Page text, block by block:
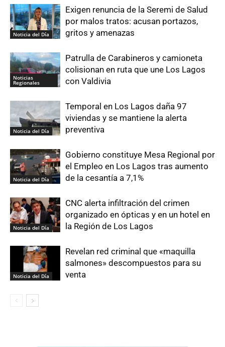
Noticia del Día
Exigen renuncia de la Seremi de Salud
por malos tratos: acusan portazos,
gritos y amenazas
Noticias
Regionales
Patrulla de Carabineros y camioneta
colisionan en ruta que une Los Lagos
con Valdivia
Noticia del Día
Temporal en Los Lagos daña 97
viviendas y se mantiene la alerta
preventiva
Noticia del Día
Gobierno constituye Mesa Regional por
el Empleo en Los Lagos tras aumento
de la cesantía a 7,1%
Noticia del Día
CNC alerta infiltración del crimen
organizado en ópticas y en un hotel en
la Región de Los Lagos
Noticia del Día
Revelan red criminal que «maquilla
salmones» descompuestos para su
venta